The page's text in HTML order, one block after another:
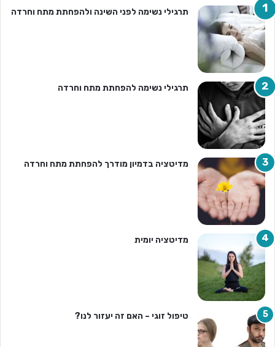
תרגילי נשימה לפני השינה ולהפחתת מתח וחרדה
תרגילי נשימה להפחתת מתח וחרדה
מדיטציה בדמיון מודרך להפחתת מתח וחרדה
מדיטציה יומית
טיפול זוגי – האם זה יעזור לנו?